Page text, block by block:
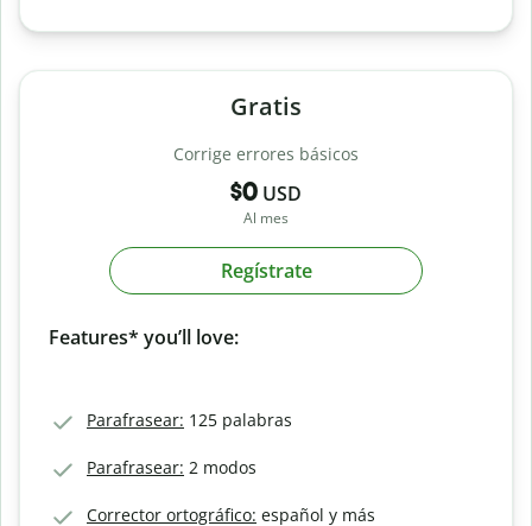
Gratis
Corrige errores básicos
$0 USD
Al mes
Regístrate
Features* you’ll love:
Parafrasear: 125 palabras
Parafrasear: 2 modos
Corrector ortográfico: español y más